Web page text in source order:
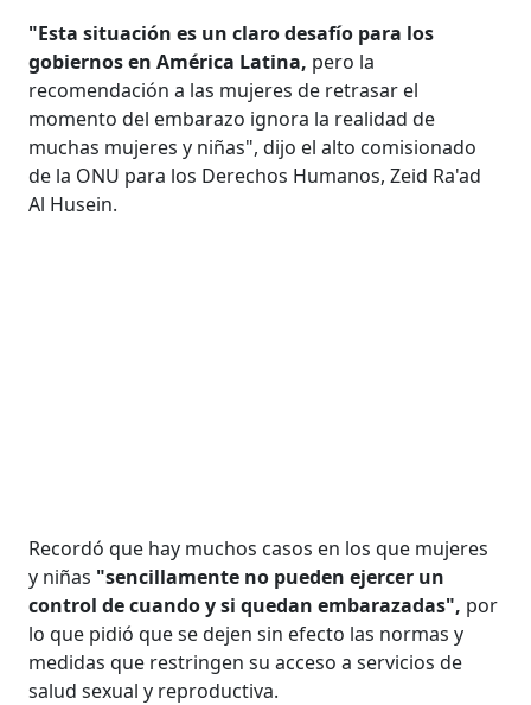
"Esta situación es un claro desafío para los
gobiernos en América Latina, pero la
recomendación a las mujeres de retrasar el
momento del embarazo ignora la realidad de
muchas mujeres y niñas", dijo el alto comisionado
de la ONU para los Derechos Humanos, Zeid Ra'ad
Al Husein.
Recordó que hay muchos casos en los que mujeres
y niñas "sencillamente no pueden ejercer un
control de cuando y si quedan embarazadas", por
lo que pidió que se dejen sin efecto las normas y
medidas que restringen su acceso a servicios de
salud sexual y reproductiva.